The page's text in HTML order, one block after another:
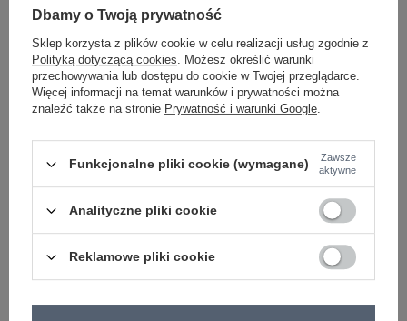
Dbamy o Twoją prywatność
Sklep korzysta z plików cookie w celu realizacji usług zgodnie z
Polityką dotyczącą cookies. Możesz określić warunki
przechowywania lub dostępu do cookie w Twojej przeglądarce.
Więcej informacji na temat warunków i prywatności można
znaleźć także na stronie Prywatność i warunki Google.
Funkcjonalne pliki cookie (wymagane)
Zawsze
aktywne
Analityczne pliki cookie
Reklamowe pliki cookie